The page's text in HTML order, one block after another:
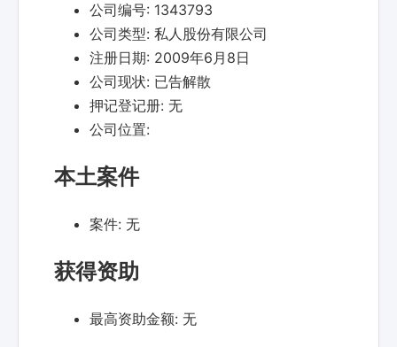
公司编号: 1343793
公司类型: 私人股份有限公司
注册日期: 2009年6月8日
公司现状: 已告解散
押记登记册: 无
公司位置:
本土案件
案件: 无
获得资助
最高资助金额: 无